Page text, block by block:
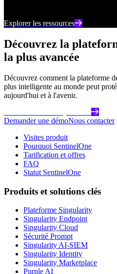
Explorer les ressources
Découvrez la
la plus avancée
Découvrez comment la plateforme
plus intelligente au monde peut
aujourd'hui et à l'avenir.
Demander une démoNous contacter
Visites produit
Pourquoi SentinelOne
Tarification et offres
FAQ
Statut SentinelOne
Produits et solutions clés
Plateforme Singularity
Singularity Endpoint
Singularity Cloud
Sécurité Prompt
Singularity AI-SIEM
Singularity Identity
Singularity Marketplace
Purple AI